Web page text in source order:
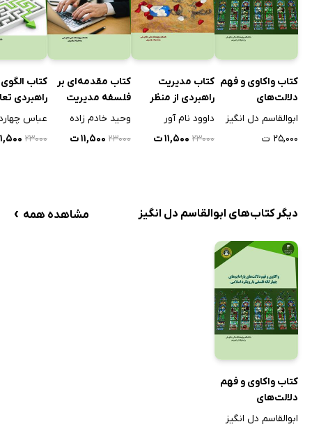
کتاب واکاوی و فهم
دلالت‌های
پارادایم‌های
رویکرد اسلامی
ابوالقاسم دل انگیز
۲۵,۰۰۰ ت
کتاب مدیریت
راهبردی از منظر
سیره شهدا
داوود نام آور
۲۳۰۰۰ ۱۱,۵۰۰ ت
کتاب مقدمه‌ای بر
فلسفه مدیریت
راهبردی از نگاه
وحید خادم زاده
۲۳۰۰۰ ۱۱,۵۰۰ ت
کتاب
راهبردی
مبتنی با
(مبانی و
عباس
۲۳۰۰۰ ۱۱,۵۰۰
دیگر کتاب‌های ابوالقاسم دل انگیز مشاهده همه ›
کتاب واکاوی و فهم
دلالت‌های
پارادایم‌های
ابوالقاسم دل انگیز